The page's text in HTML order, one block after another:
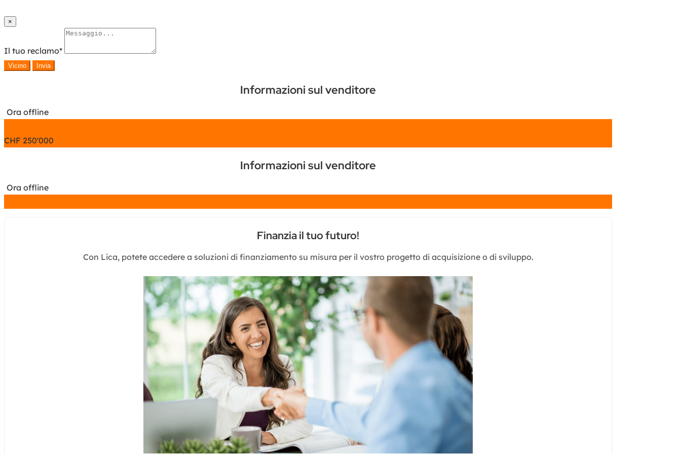
×
Il tuo reclamo*
Vicino Invia
Informazioni sul venditore
Ora offline
CHF 250'000
Informazioni sul venditore
Ora offline
Finanzia il tuo futuro!
Con Lica, potete accedere a soluzioni di finanziamento su misura per il vostro progetto di acquisizione o di sviluppo.